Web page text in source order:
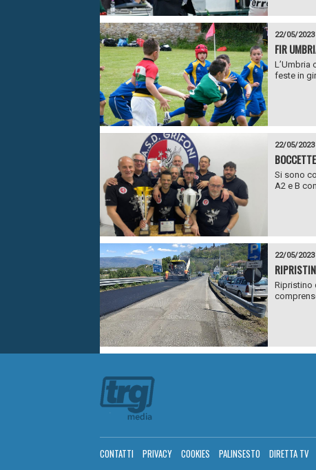
22/05/2023
FIR
L’Umbria
feste in
22/05/2023
Si sono
A2 e B
22/05/2023
Ripristino
CONTATTI PRIVACY COOKIES PALINSESTO DIRETTA TV